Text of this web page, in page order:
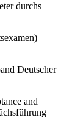
durchs
Deutscher
and